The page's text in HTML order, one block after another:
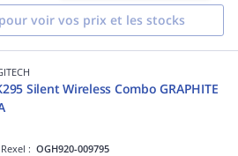
voir vos prix et les stocks
Silent Wireless Combo GRAPHITE
Rexel :OGH920-009795